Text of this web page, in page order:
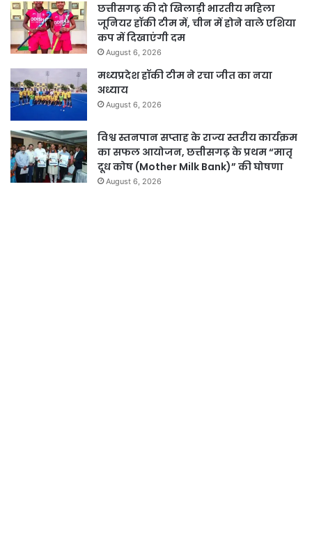
छत्तीसगढ़ की दो खिलाड़ी भारतीय महिला
जूनियर हॉकी टीम में, चीन में होने वाले एशिया
कप में दिखाएंगी दम
August 6, 2026
मध्यप्रदेश हॉकी टीम ने रचा जीत का नया
अध्याय
August 6, 2026
विश्व स्तनपान सप्ताह के राज्य स्तरीय कार्यक्रम
का सफल आयोजन, छत्तीसगढ़ के प्रथम “मातृ
दूध कोष (Mother Milk Bank)” की घोषणा
August 6, 2026